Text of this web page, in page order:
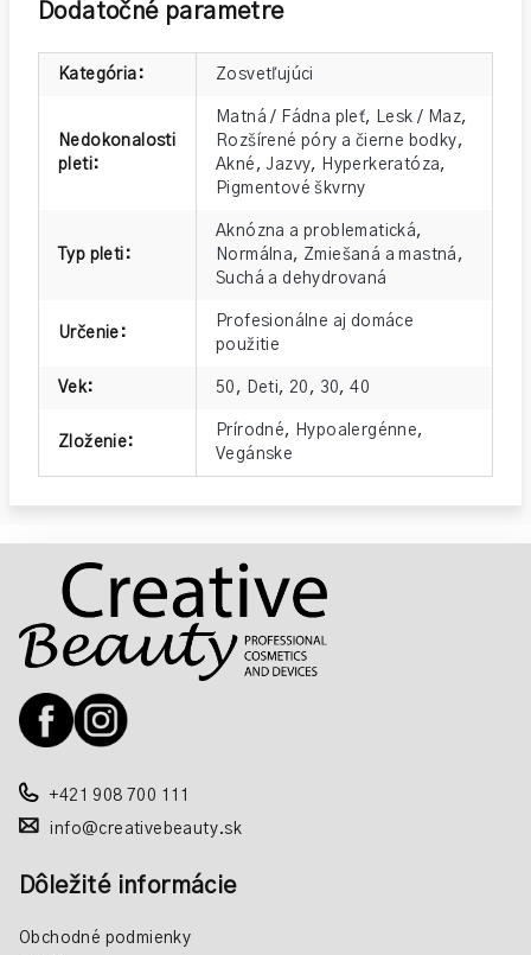
Dodatočné parametre
Kategória : Zosvetľujúci
Nedokonalosti
pleti:
Matná / Fádna pleť, Lesk / Maz,
Rozšírené póry a čierne bodky,
Akné ,Jazvy, Hyperkeratóza,
Pigmentové škvrny
Typ pleti :
Aknózna a problematická,
Normálna, Zmiešaná a mastná ,
Suchá a dehydrovaná
Určenie :
Profesionálne aj domáce
použitie
Vek: 50 , Deti, 20 , 30,40
Zloženie:
Prírodné, Hypoalergénne,
Vegánske
+421 908 700 111
info@creativebeauty.sk
Dôležité informácie
Obchodné podmienky